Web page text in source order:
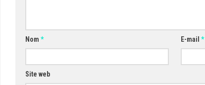
Nom * E-mail*
Site web